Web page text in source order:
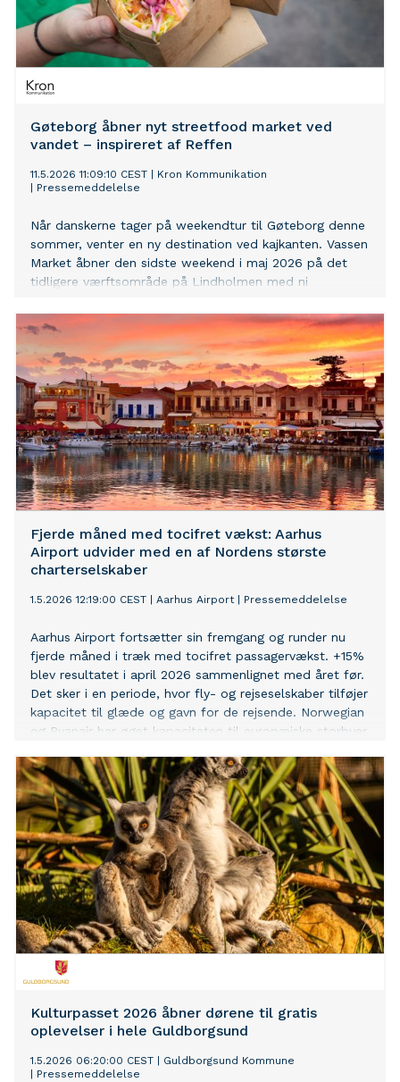
Gøteborg åbner nyt streetfood market ved
vandet – inspireret af Reffen
11.5.2026 11:09:10 CEST
Kron Kommunikation
Pressemeddelelse
Når danskerne tager på weekendtur til Gøteborg denne
sommer, venter en ny destination ved kajkanten. Vassen
Market åbner den sidste weekend i maj 2026 på det
tidligere værftsområde på Lindholmen med ni
ved vandet. Inspirationen kommer blandt andet fra
Reffen i København.
Fjerde måned med tocifret vækst: Aarhus
Airport udvider med en af Nordens største
charterselskaber
1.5.2026 12:19:00 CEST Aarhus Airport| Pressemeddelelse
Aarhus Airport fortsætter sin fremgang og runder nu
fjerde måned i træk med tocifret passagervækst. +15%
blev resultatet i april 2026 sammenlignet med året før.
Det sker i en periode, hvor fly- og rejseselskaber tilføjer
kapacitet til glæde og gavn for de rejsende. Norwegian
og Ryanair har øget kapaciteten til europæiske storbyer
på banen.
Kulturpasset 2026 åbner dørene til gratis
oplevelser i hele Guldborgsund
1.5.2026 06:20:00 CEST
Guldborgsund Kommune
Pressemeddelelse